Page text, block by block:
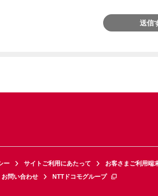
送信
ー サイトご利用にあたって お客さまご利用端
お問い合わせ NTTドコモグループ